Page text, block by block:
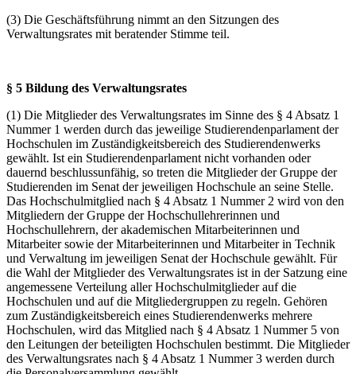
(3) Die Geschäftsführung nimmt an den Sitzungen des
Verwaltungsrates mit beratender Stimme teil.
§ 5 Bildung des Verwaltungsrates
(1) Die Mitglieder des Verwaltungsrates im Sinne des § 4 Absatz 1
Nummer 1 werden durch das jeweilige Studierendenparlament der
Hochschulen im Zuständigkeitsbereich des Studierendenwerks
gewählt. Ist ein Studierendenparlament nicht vorhanden oder
dauernd beschlussunfähig, so treten die Mitglieder der Gruppe der
Studierenden im Senat der jeweiligen Hochschule an seine Stelle.
Das Hochschulmitglied nach § 4 Absatz 1 Nummer 2 wird von den
Mitgliedern der Gruppe der Hochschullehrerinnen und
Hochschullehrern, der akademischen Mitarbeiterinnen und
Mitarbeiter sowie der Mitarbeiterinnen und Mitarbeiter in Technik
und Verwaltung im jeweiligen Senat der Hochschule gewählt. Für
die Wahl der Mitglieder des Verwaltungsrates ist in der Satzung eine
angemessene Verteilung aller Hochschulmitglieder auf die
Hochschulen und auf die Mitgliedergruppen zu regeln. Gehören
zum Zuständigkeitsbereich eines Studierendenwerks mehrere
Hochschulen, wird das Mitglied nach § 4 Absatz 1 Nummer 5 von
den Leitungen der beteiligten Hochschulen bestimmt. Die Mitglieder
des Verwaltungsrates nach § 4 Absatz 1 Nummer 3 werden durch